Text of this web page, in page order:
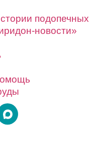
подопечных
новости»